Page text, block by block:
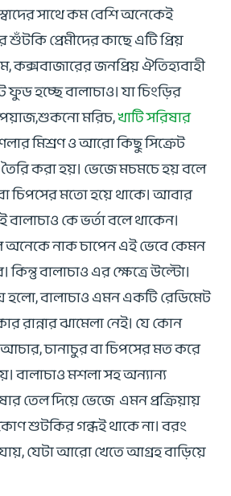
সাথে কম বেশি অনেকেই
প্রেমীদের কাছে এটি প্রিয়
কক্সবাজারের জনপ্রিয় ঐতিহ্যবাহী
হচ্ছে বালাচাও। যা চিংড়ির
মরিচ,খাটি সরিষার
মিশ্রণ ও আরো কিছু সিক্রেট
করা হয়। ভেজে মচমচে হয় বলে
চিপসের মতো হয়ে থাকে। আবার
কে ভর্তা বলে থাকেন।
নাক চাপেন এই ভেবে কেমন
বালাচাও এর ক্ষেত্রে উল্টো।
বালাচাও এমন একটি রেডিমেট
রান্নার ঝামেলা নেই। যে কোন
চানাচুর বা চিপসের মত করে
বালাচাও মশলা সহ অন্যান্য
তেল দিয়ে ভেজে এমন প্রক্রিয়ায়
শুটকির গন্ধই থাকে না। বরং
যেটা আরো খেতে আগ্রহ বাড়িয়ে